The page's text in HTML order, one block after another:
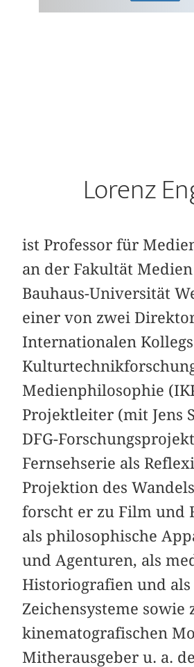
Lorenz
ist Professor für
an der Fakultät
Bauhaus-Universität
einer von zwei
Internationalen
Medienphilosophie
Projektleiter (mit Jens
DFG-
Fernsehserie als
Projektion des
forscht er zu Film und
als philosophische
und Agenturen, als
Historiografien und als
Zeichensysteme sowie
kinematografischen
Mitherausgeber u. a.